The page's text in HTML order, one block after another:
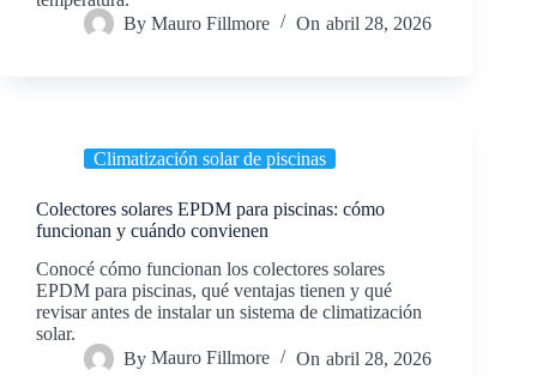
By Mauro Fillmore On abril 28, 2026
Climatización solar de piscinas
Colectores solares EPDM para piscinas: cómo
funcionan y cuándo convienen
Conocé cómo funcionan los colectores solares
EPDM para piscinas, qué ventajas tienen y qué
revisar antes de instalar un sistema de climatización
solar.
By Mauro Fillmore On abril 28, 2026